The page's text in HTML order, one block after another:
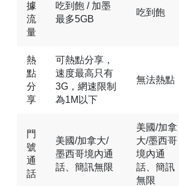
據
流
量
吃到飽 / 加墨
最多5GB
吃到飽
熱
點
分
享
可熱點分享，
速度最高只有
3G，網速限制
為1M以下
無法熱點
門
號
通
話
美國/加拿大/
墨西哥境內通
話、簡訊無限
美國/加拿
大/墨西哥
境內通
話、簡訊
無限